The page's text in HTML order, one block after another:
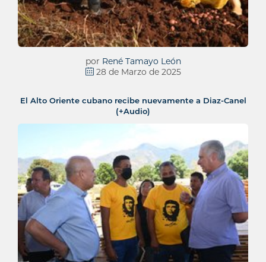
por René Tamayo León
28 de Marzo de 2025
El Alto Oriente cubano recibe nuevamente a Diaz-Canel
(+Audio)